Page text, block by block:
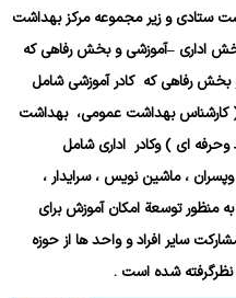
ستادی و زیر مجموعه مرکز بهداشت
اداری –آموزشی و بخش رفاهی که
بخش رفاهی که کادر آموزشی شامل
( کارشناس بهداشت عمومی، بهداشت
وحرفه ای ) وکادر اداری شامل
، ماشین نویس ، سرایدار ،
توسعة امکان آموزش برای
سایر افراد و واحد ها از حوزه
شده است .